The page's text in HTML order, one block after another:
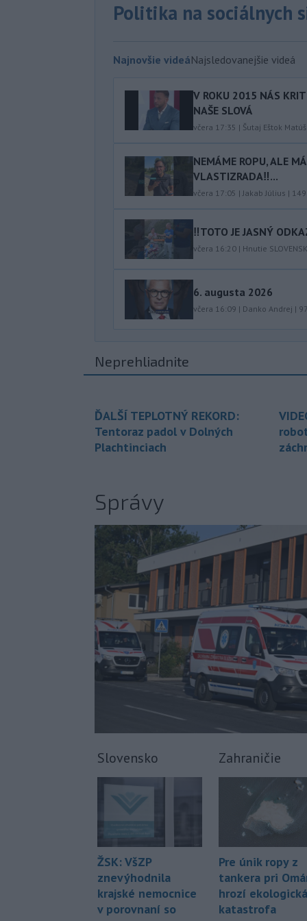
Politika na sociálnych
Najnovšie videáNajsledovanejšie videá
V ROKU 2015 NÁS
NAŠE SLOVÁ
včera 17:35 | Šutaj Eštok Matúš
NEMÁME ROPU, ALE
VLASTIZRADA‼️...
včera 17:05 | Jakab Július |
‼️TOTO JE JASNÝ
včera 16:20 | Hnutie
6. augusta 2026
včera 16:09 | Danko Andrej |
Neprehliadnite
ĎALŠÍ TEPLOTNÝ REKORD:
Tentoraz padol v Dolných
Plachtinciach
Správy
Slovensko
ŽSK: VšZP
znevýhodnila
krajské nemocnice
v porovnaní so
Zahraničie
Pre únik ropy z
tankera pri
hrozí ekologická
katastrofa